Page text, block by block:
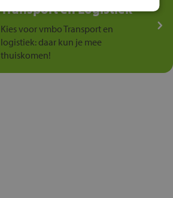
Transport en Logistiek
Kies voor vmbo Transport en
logistiek: daar kun je mee
thuiskomen!